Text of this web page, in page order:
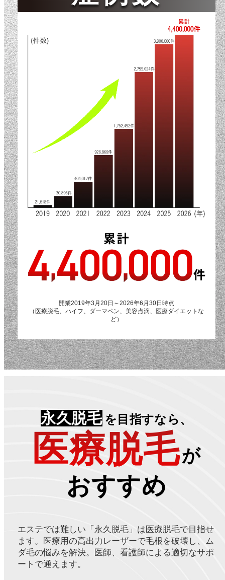
開業2019年3月20日～2026年6月30日時点
（医療脱毛、ハイフ、ダーマペン、美容点滴、医療ダイエットな
ど）
永久脱毛 を目指すなら、
医療脱毛が
おすすめ
エステでは難しい「永久脱毛」は医療脱毛で目指せ
ます。医療用の高出力レーザーで毛根を破壊し、ム
ダ毛の悩みを解決。医師、看護師による適切なサポ
ートで通えます。